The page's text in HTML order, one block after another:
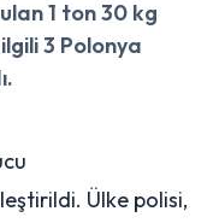
1 ton 30 kg
3 Polonya
Ülke polisi,